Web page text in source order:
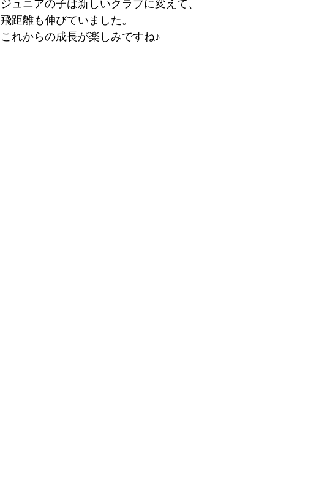
ジュニアの子は新しいクラブに変えて、
飛距離も伸びていました。
これからの成長が楽しみですね♪